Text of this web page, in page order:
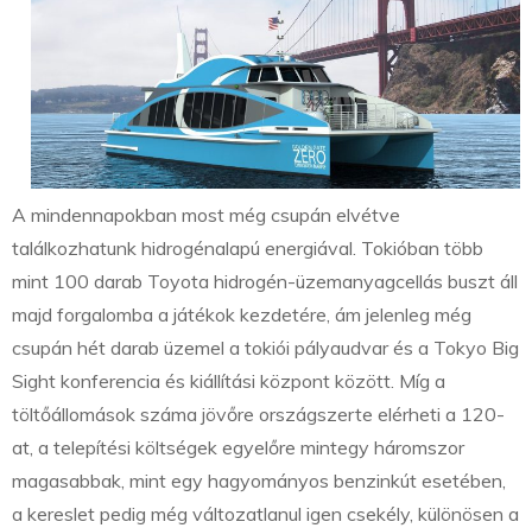
A mindennapokban most még csupán elvétve
találkozhatunk hidrogénalapú energiával. Tokióban több
mint 100 darab Toyota hidrogén-üzemanyagcellás buszt áll
majd forgalomba a játékok kezdetére, ám jelenleg még
csupán hét darab üzemel a tokiói pályaudvar és a Tokyo Big
Sight konferencia és kiállítási központ között. Míg a
töltőállomások száma jövőre országszerte elérheti a 120-
at, a telepítési költségek egyelőre mintegy háromszor
magasabbak, mint egy hagyományos benzinkút esetében,
a kereslet pedig még változatlanul igen csekély, különösen a